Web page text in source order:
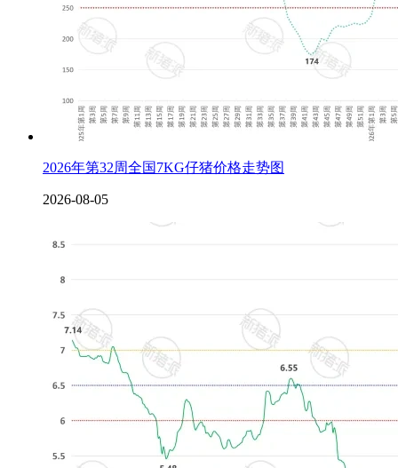
2026年第32周全国7KG仔猪价格走势图
2026-08-05